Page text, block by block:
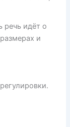
речь идёт о
и